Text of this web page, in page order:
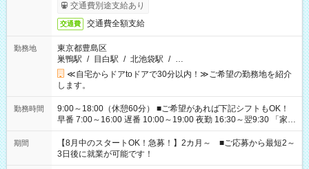
交通費別途支給あり
交通費 交通費全額支給
勤務地
東京都豊島区
巣鴨駅 / 目白駅 / 北池袋駅 / …
≪自宅からドアtoドアで30分以内！≫ご希望の勤務地を紹介
します。
勤務時間
9:00～18:00（休憩60分） ■ご希望があれば下記シフトもOK！
早番 7:00～16:00 遅番 10:00～19:00 夜勤 16:30～翌9:30 「家族
と休みを合わせたい」 「余裕を持って夕飯の準備がしたい」
「できれば残業はしたくない」 など、ご希望を教えてください
ね。 ※Wワーク希望の方へ 今ご覧のお仕事で希望する勤務時間
と、もう1つのお仕事の勤務時間。 合計で週40時間を超える場
期間
【8月中のスタートOK！急募！】2カ月～ ■ご応募から最短2～
3日後に就業が可能です！